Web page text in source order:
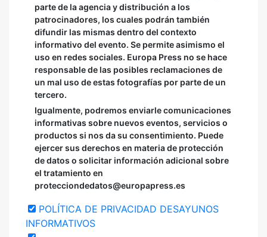
parte de la agencia y distribución a los
patrocinadores, los cuales podrán también
difundir las mismas dentro del contexto
informativo del evento. Se permite asimismo el
uso en redes sociales. Europa Press no se hace
responsable de las posibles reclamaciones de
un mal uso de estas fotografías por parte de un
tercero.
Igualmente, podremos enviarle comunicaciones
informativas sobre nuevos eventos, servicios o
productos si nos da su consentimiento. Puede
ejercer sus derechos en materia de protección
de datos o solicitar información adicional sobre
el tratamiento en
protecciondedatos@europapress.es
POLÍTICA DE PRIVACIDAD DESAYUNOS
INFORMATIVOS